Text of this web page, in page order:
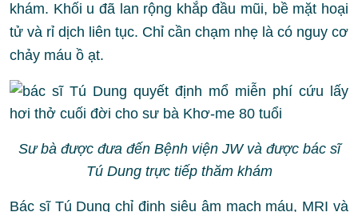
khám. Khối u đã lan rộng khắp đầu mũi, bề mặt hoại
tử và rỉ dịch liên tục. Chỉ cần chạm nhẹ là có nguy cơ
chảy máu ồ ạt.
Sư bà được đưa đến Bệnh viện JW và được bác sĩ
Tú Dung trực tiếp thăm khám
Bác sĩ Tú Dung chỉ định siêu âm mạch máu, MRI và